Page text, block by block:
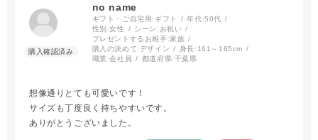
no name
ギフト・ご自宅用: ギフト 年代:50代
性別:女性 シーン: お祝い
プレゼントするお相手:家族
購入の決めて: デザイン 身長: 161～165cm
職業:会社員 都道府県:千葉県
想像通りとても可愛いです！
サイズも丁度良く持ちやすいです。
ありがとうございました。